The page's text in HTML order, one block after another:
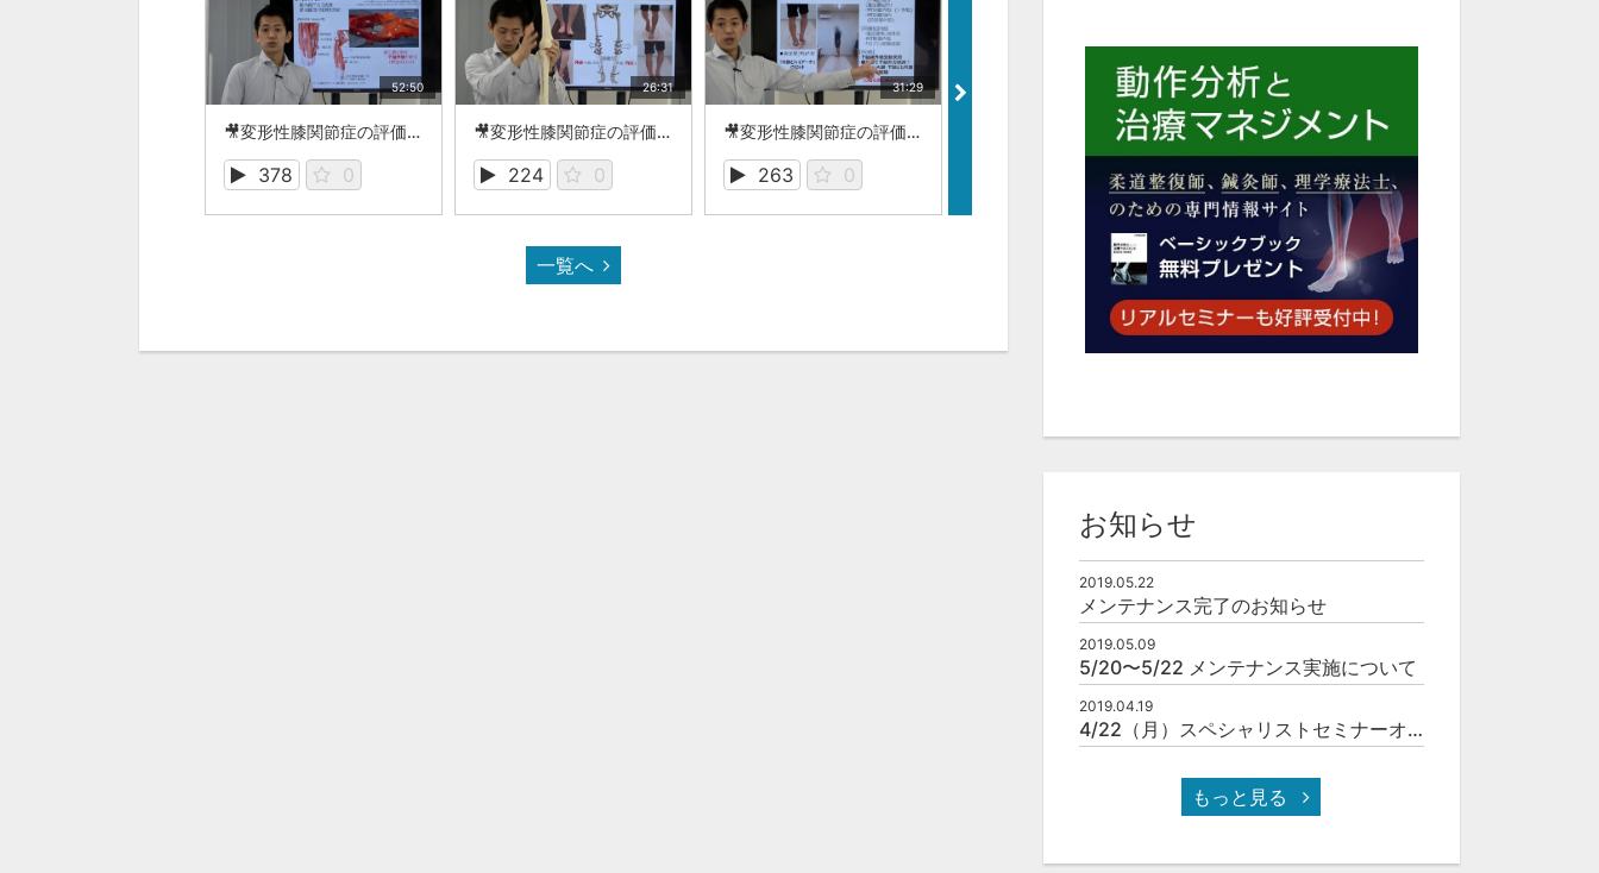
52:50
🎥変形性膝関節症の評価とアプローチ Chapter1_1.mp4
378 0
26:31
🎥変形性膝関節症の評価とアプローチ Chapter2_1.mp4
224 0
31:29
🎥変形性膝関節症の評価とアプローチ Chapter3_1.mp4
263 0
55:39
🎥変形性膝関節症の評価とアプローチ Chapter4_1.mp4
180 0
一覧へ
お知らせ
2019.05.22
メンテナンス完了のお知らせ
2019.05.09
5/20〜5/22 メンテナンス実施について
2019.04.19
4/22（月）スペシャリストセミナーオンラインOPEN！
もっと見る